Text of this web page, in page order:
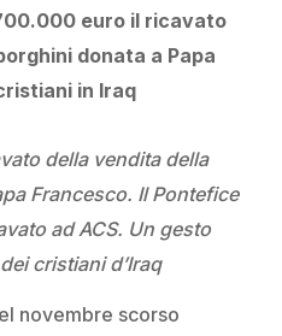
euro il ricavato
donata a Papa
in Iraq
della vendita della
Francesco. Il Pontefice
ad ACS. Un gesto
cristiani d’Iraq
novembre scorso